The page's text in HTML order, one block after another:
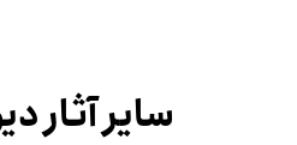
سایر آثار